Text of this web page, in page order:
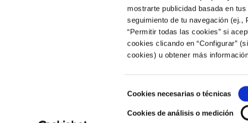
mostrarte publicidad basada en
seguimiento de tu navegación
“Permitir todas las cookies” si
cookies clicando en “Configurar”
cookies) u obtener más
de
consentimiento
Cookies necesarias o técnicas
Cookies de análisis o medición
Atención al Consumidor: 902 566 522
ACCEDER